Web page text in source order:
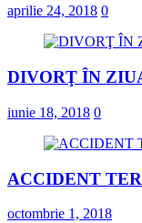
aprilie 24, 2018 0
DIVORŢ ÎN
iunie 18, 2018 0
ACCIDENT
octombrie 1, 2018